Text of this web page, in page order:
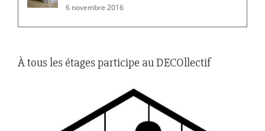
6 novembre 2016
À tous les étages participe au DECOllectif